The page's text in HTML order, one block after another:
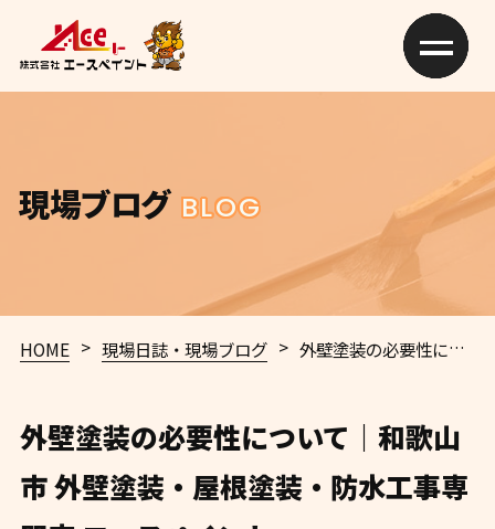
現場ブログ BLOG
HOME > 現場日誌・現場ブログ > 外壁塗装の必要性について｜和歌山市 外壁塗装・屋根塗装・防水工事専門店 エースペイント
外壁塗装の必要性について｜和歌山
市 外壁塗装・屋根塗装・防水工事専